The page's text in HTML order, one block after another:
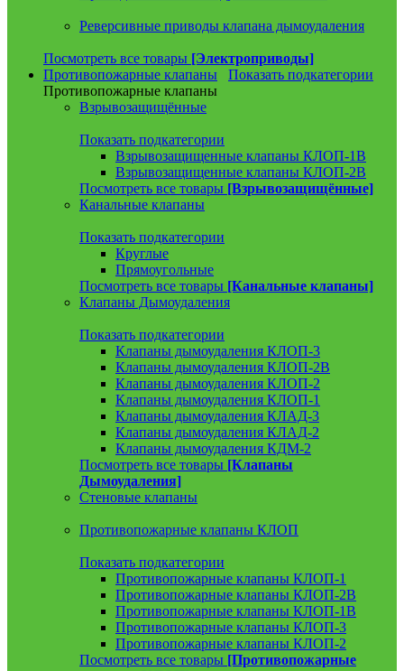
Реверсивные приводы клапана дымоудаления
Посмотреть все товары [Электроприводы]
Противопожарные клапаны
Показать подкатегории
Противопожарные клапаны
Взрывозащищённые
Показать подкатегории
Взрывозащищенные клапаны КЛОП-1В
Взрывозащищенные клапаны КЛОП-2В
Посмотреть все товары [Взрывозащищённые]
Канальные клапаны
Показать подкатегории
Круглые
Прямоугольные
Посмотреть все товары [Канальные клапаны]
Клапаны Дымоудаления
Показать подкатегории
Клапаны дымоудаления КЛОП-3
Клапаны дымоудаления КЛОП-2В
Клапаны дымоудаления КЛОП-2
Клапаны дымоудаления КЛОП-1
Клапаны дымоудаления КЛАД-3
Клапаны дымоудаления КЛАД-2
Клапаны дымоудаления КДМ-2
Посмотреть все товары [Клапаны
Дымоудаления]
Стеновые клапаны
Противопожарные клапаны КЛОП
Показать подкатегории
Противопожарные клапаны КЛОП-1
Противопожарные клапаны КЛОП-2В
Противопожарные клапаны КЛОП-1В
Противопожарные клапаны КЛОП-3
Противопожарные клапаны КЛОП-2
Посмотреть все товары [Противопожарные